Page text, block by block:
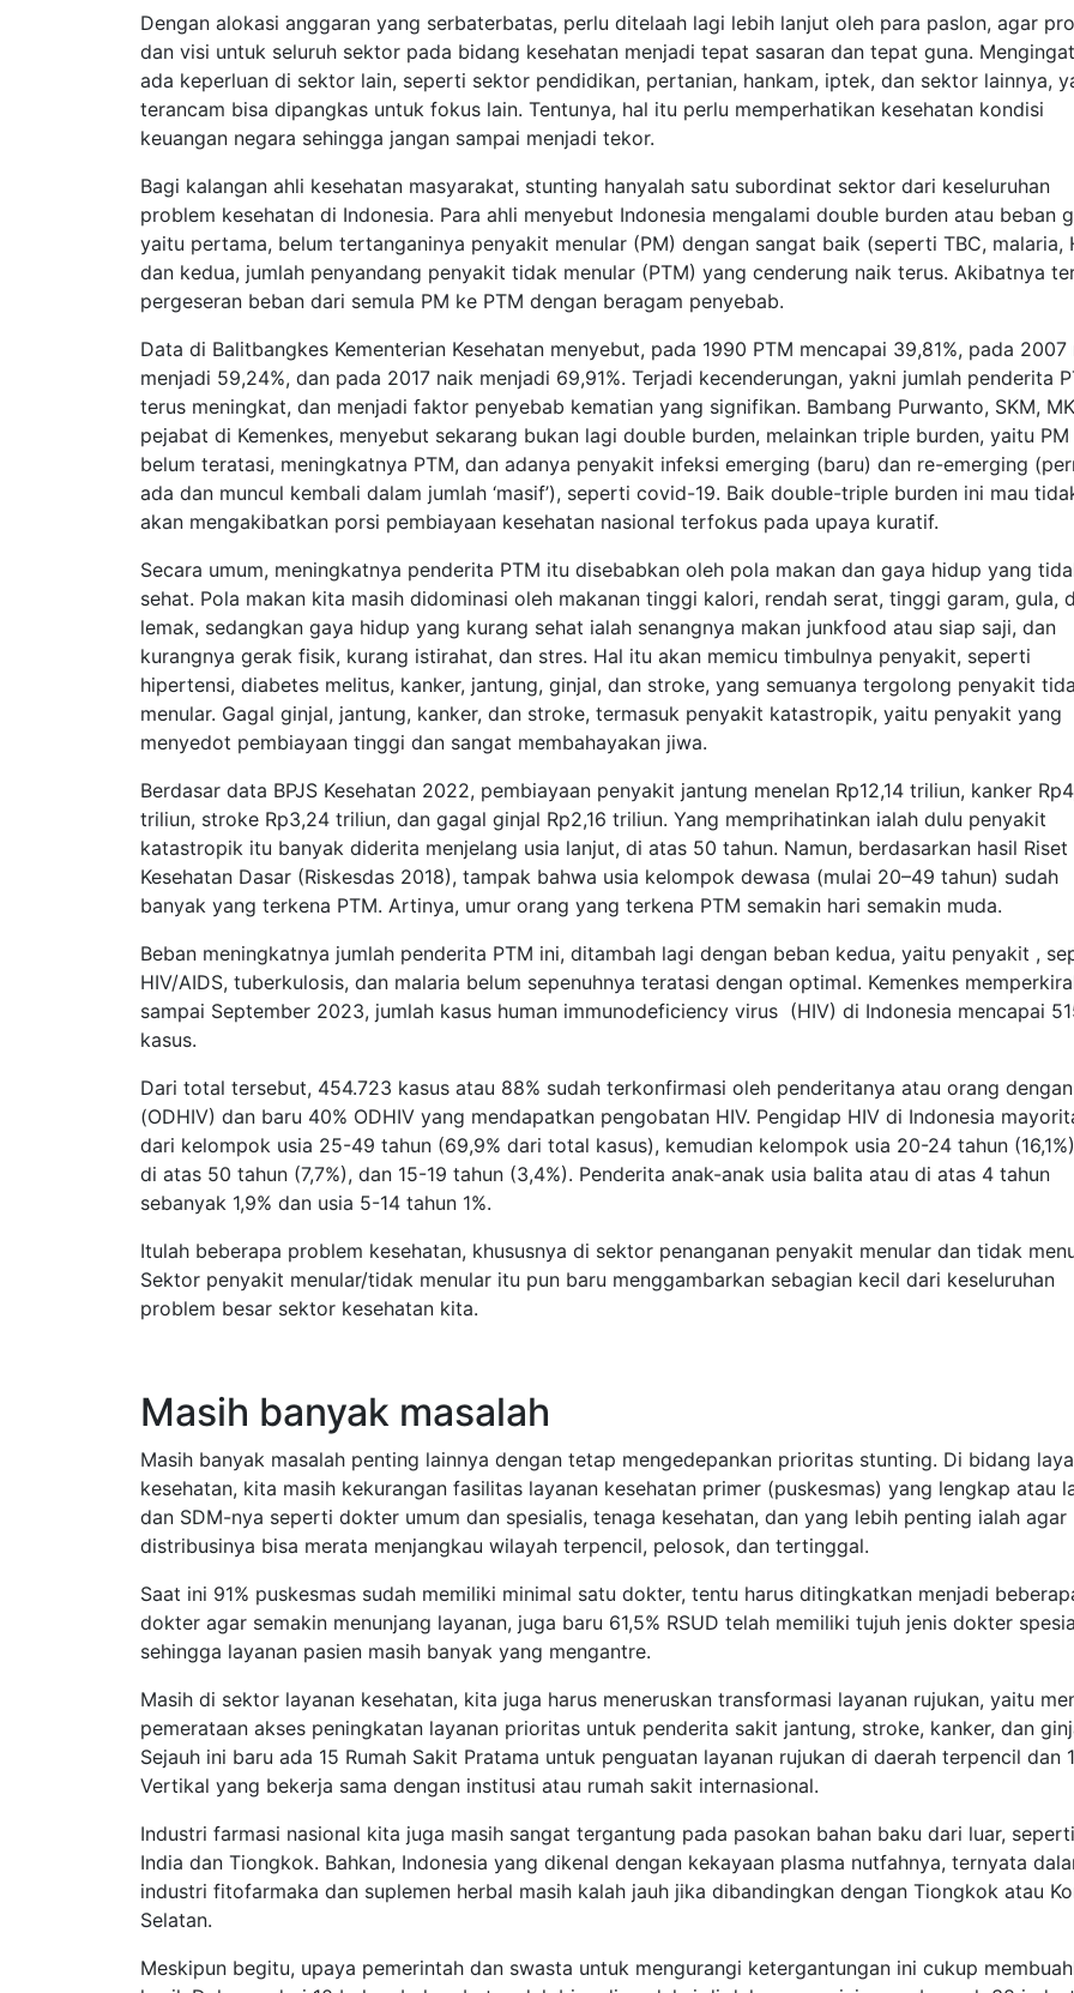
Dengan alokasi anggaran yang serbaterbatas, perlu ditelaah lagi lebih lanjut oleh para paslon, agar
dan visi untuk seluruh sektor pada bidang kesehatan menjadi tepat sasaran dan tepat guna.
ada keperluan di sektor lain, seperti sektor pendidikan, pertanian, hankam, iptek, dan sektor lainnya,
terancam bisa dipangkas untuk fokus lain. Tentunya, hal itu perlu memperhatikan kesehatan kondisi
keuangan negara sehingga jangan sampai menjadi tekor.
Bagi kalangan ahli kesehatan masyarakat, stunting hanyalah satu subordinat sektor dari keseluruhan
problem kesehatan di Indonesia. Para ahli menyebut Indonesia mengalami double burden atau beban
yaitu pertama, belum tertanganinya penyakit menular (PM) dengan sangat baik (seperti TBC, malaria,
dan kedua, jumlah penyandang penyakit tidak menular (PTM) yang cenderung naik terus. Akibatnya
pergeseran beban dari semula PM ke PTM dengan beragam penyebab.
Data di Balitbangkes Kementerian Kesehatan menyebut, pada 1990 PTM mencapai 39,81%, pada 2007
menjadi 59,24%, dan pada 2017 naik menjadi 69,91%. Terjadi kecenderungan, yakni jumlah penderita
terus meningkat, dan menjadi faktor penyebab kematian yang signifikan. Bambang Purwanto, SKM,
pejabat di Kemenkes, menyebut sekarang bukan lagi double burden, melainkan triple burden, yaitu PM
belum teratasi, meningkatnya PTM, dan adanya penyakit infeksi emerging (baru) dan re-emerging
ada dan muncul kembali dalam jumlah ‘masif’), seperti covid-19. Baik double-triple burden ini mau
akan mengakibatkan porsi pembiayaan kesehatan nasional terfokus pada upaya kuratif.
Secara umum, meningkatnya penderita PTM itu disebabkan oleh pola makan dan gaya hidup yang
sehat. Pola makan kita masih didominasi oleh makanan tinggi kalori, rendah serat, tinggi garam, gula,
lemak, sedangkan gaya hidup yang kurang sehat ialah senangnya makan junkfood atau siap saji, dan
kurangnya gerak fisik, kurang istirahat, dan stres. Hal itu akan memicu timbulnya penyakit, seperti
hipertensi, diabetes melitus, kanker, jantung, ginjal, dan stroke, yang semuanya tergolong penyakit
menular. Gagal ginjal, jantung, kanker, dan stroke, termasuk penyakit katastropik, yaitu penyakit yang
menyedot pembiayaan tinggi dan sangat membahayakan jiwa.
Berdasar data BPJS Kesehatan 2022, pembiayaan penyakit jantung menelan Rp12,14 triliun, kanker
triliun, stroke Rp3,24 triliun, dan gagal ginjal Rp2,16 triliun. Yang memprihatinkan ialah dulu penyakit
katastropik itu banyak diderita menjelang usia lanjut, di atas 50 tahun. Namun, berdasarkan hasil Riset
Kesehatan Dasar (Riskesdas 2018), tampak bahwa usia kelompok dewasa (mulai 20–49 tahun) sudah
banyak yang terkena PTM. Artinya, umur orang yang terkena PTM semakin hari semakin muda.
Beban meningkatnya jumlah penderita PTM ini, ditambah lagi dengan beban kedua, yaitu penyakit ,
HIV/AIDS, tuberkulosis, dan malaria belum sepenuhnya teratasi dengan optimal. Kemenkes
sampai September 2023, jumlah kasus human immunodeficiency virus (HIV) di Indonesia mencapai
kasus.
Dari total tersebut, 454.723 kasus atau 88% sudah terkonfirmasi oleh penderitanya atau orang
(ODHIV) dan baru 40% ODHIV yang mendapatkan pengobatan HIV. Pengidap HIV di Indonesia
dari kelompok usia 25-49 tahun (69,9% dari total kasus), kemudian kelompok usia 20-24 tahun
di atas 50 tahun (7,7%), dan 15-19 tahun (3,4%). Penderita anak-anak usia balita atau di atas 4 tahun
sebanyak 1,9% dan usia 5-14 tahun 1%.
Itulah beberapa problem kesehatan, khususnya di sektor penanganan penyakit menular dan tidak
Sektor penyakit menular/tidak menular itu pun baru menggambarkan sebagian kecil dari keseluruhan
problem besar sektor kesehatan kita.
Masih banyak masalah
Masih banyak masalah penting lainnya dengan tetap mengedepankan prioritas stunting. Di bidang
kesehatan, kita masih kekurangan fasilitas layanan kesehatan primer (puskesmas) yang lengkap atau
dan SDM-nya seperti dokter umum dan spesialis, tenaga kesehatan, dan yang lebih penting ialah agar
distribusinya bisa merata menjangkau wilayah terpencil, pelosok, dan tertinggal.
Saat ini 91% puskesmas sudah memiliki minimal satu dokter, tentu harus ditingkatkan menjadi
dokter agar semakin menunjang layanan, juga baru 61,5% RSUD telah memiliki tujuh jenis dokter
sehingga layanan pasien masih banyak yang mengantre.
Masih di sektor layanan kesehatan, kita juga harus meneruskan transformasi layanan rujukan, yaitu
pemerataan akses peningkatan layanan prioritas untuk penderita sakit jantung, stroke, kanker, dan
Sejauh ini baru ada 15 Rumah Sakit Pratama untuk penguatan layanan rujukan di daerah terpencil dan
Vertikal yang bekerja sama dengan institusi atau rumah sakit internasional.
Industri farmasi nasional kita juga masih sangat tergantung pada pasokan bahan baku dari luar,
India dan Tiongkok. Bahkan, Indonesia yang dikenal dengan kekayaan plasma nutfahnya, ternyata
industri fitofarmaka dan suplemen herbal masih kalah jauh jika dibandingkan dengan Tiongkok atau
Selatan.
Meskipun begitu, upaya pemerintah dan swasta untuk mengurangi ketergantungan ini cukup